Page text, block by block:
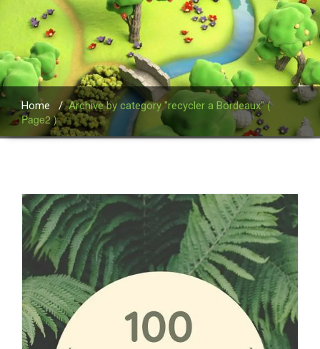
Home /Archive by category "recycler a Bordeaux"(
Page2 )